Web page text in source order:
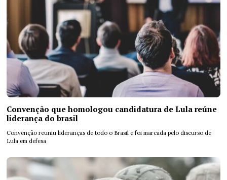
Convenção que homologou candidatura de Lula reúne
liderança do brasil
Convenção reuniu lideranças de todo o Brasil e foi marcada pelo discurso de
Lula em defesa